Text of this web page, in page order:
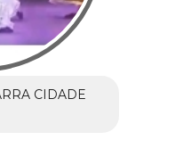
CIDADE